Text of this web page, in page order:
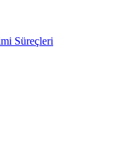
Süreçleri